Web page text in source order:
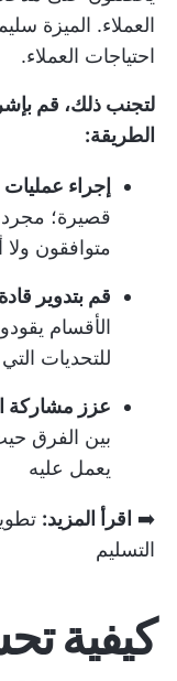
العملاء. الميزة
احتياجات العملاء.
لتجنب ذلك، قم
الطريقة:
إجراء
قصيرة؛ مجرد
متوافقون
قم بتدوير
الأقسام
للتحديات
عزز مشاركة
بين الفرق
يعمل عليه
➡️ اقرأ المزيد:
التسليم
كيفية